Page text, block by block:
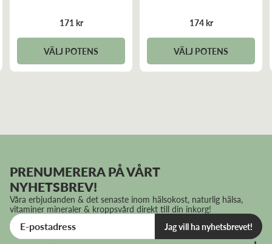
171 kr
VÄLJ POTENS
174 kr
VÄLJ POTENS
PRENUMERERA PÅ VÅRT
NYHETSBREV!
Våra erbjudanden & det senaste inom hälsokost, naturlig hälsa,
vitaminer mineraler & kroppsvård direkt till din inkorg!
Jag vill ha nyhetsbrevet!